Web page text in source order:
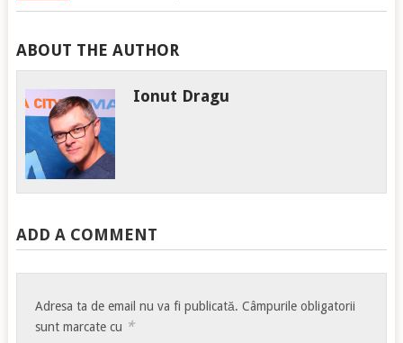
ABOUT THE AUTHOR
Ionut Dragu
ADD A COMMENT
Adresa ta de email nu va fi publicată. Câmpurile obligatorii
sunt marcate cu *